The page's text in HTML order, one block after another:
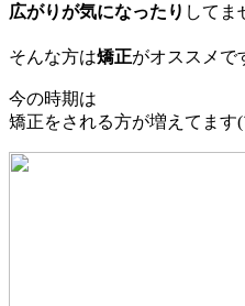
広がりが気になったり してま
そんな方は矯正がオススメで
今の時期は
矯正をされる方が増えてます